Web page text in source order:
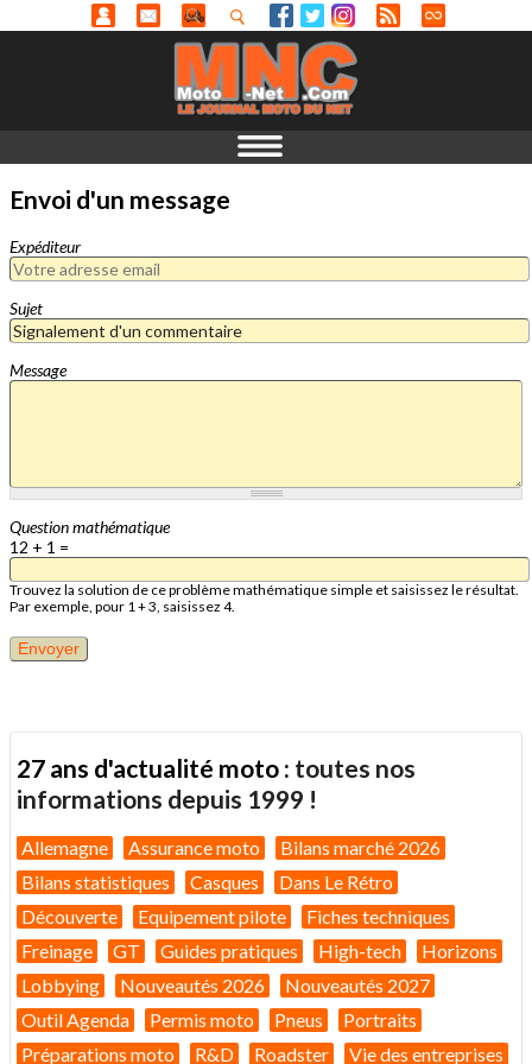
Envoi d'un message
Expéditeur
Sujet
Message
Question mathématique
12 + 1 =
Trouvez la solution de ce problème mathématique simple et saisissez le résultat.
Par exemple, pour 1 + 3, saisissez 4.
27 ans d'actualité moto : toutes nos
informations depuis 1999 !
Allemagne Assurance moto
Bilans marché 2026
Bilans statistiques
Casques
Dans Le Rétro
Découverte
Equipement pilote
Fiches techniques
Freinage
GT Guides pratiques High-tech
Horizons
Lobbying
Nouveautés 2026
Nouveautés 2027
Outil Agenda
Permis moto Pneus
Portraits
Préparations moto
R&D Roadster Vie des entreprises